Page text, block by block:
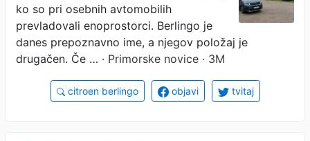
ko so pri osebnih avtomobilih
prevladovali enoprostorci. Berlingo je
danes prepoznavno ime, a njegov položaj je
drugačen. Če … · Primorske novice · 3M
citroen berlingo objavi tvitaj